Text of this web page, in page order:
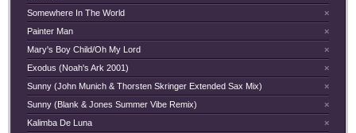
×
Somewhere In The World
×
Painter Man
×
Mary's Boy Child/Oh My Lord
×
Exodus (Noah's Ark 2001)
×
Sunny (John Munich & Thorsten Skringer Extended Sax Mix)
×
Sunny (Blank & Jones Summer Vibe Remix)
×
Kalimba De Luna